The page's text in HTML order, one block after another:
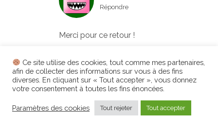
Répondre
Merci pour ce retour !
OUTREQUIN MARTINE
14/04/2016
Répondre
Ce site utilise des cookies, tout comme mes partenaires,
afin de collecter des informations sur vous à des fins
diverses. En cliquant sur « Tout accepter », vous donnez
votre consentement à toutes les fins énoncées.
Paramètres des cookies Tout rejeter Tout accepter